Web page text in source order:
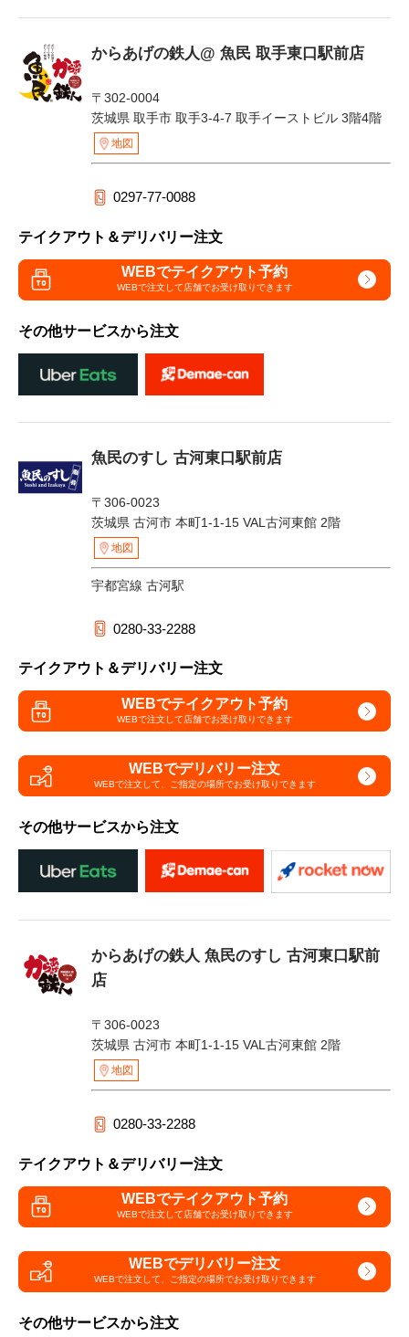
からあげの鉄人@ 魚民 取手東口駅前店
〒302-0004
茨城県 取手市 取手3-4-7 取手イーストビル 3階4階
地図
0297-77-0088
テイクアウト＆デリバリー注文
WEBでテイクアウト予約
WEBで注文して店舗でお受け取りできます
その他サービスから注文
魚民のすし 古河東口駅前店
〒306-0023
茨城県 古河市 本町1-1-15 VAL古河東館 2階
地図
宇都宮線 古河駅
0280-33-2288
テイクアウト＆デリバリー注文
WEBでテイクアウト予約
WEBで注文して店舗でお受け取りできます
WEBでデリバリー注文
WEBで注文して、 ご指定の場所でお受け取りできます
その他サービスから注文
からあげの鉄人 魚民のすし 古河東口駅前
店
〒306-0023
茨城県 古河市 本町1-1-15 VAL古河東館 2階
地図
0280-33-2288
テイクアウト＆デリバリー注文
WEBでテイクアウト予約
WEBで注文して店舗でお受け取りできます
WEBでデリバリー注文
WEBで注文して、 ご指定の場所でお受け取りできます
その他サービスから注文